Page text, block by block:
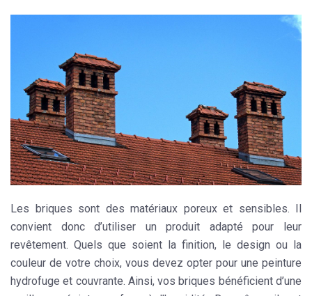
Les briques sont des matériaux poreux et sensibles. Il
convient donc d’utiliser un produit adapté pour leur
revêtement. Quels que soient la finition, le design ou la
couleur de votre choix, vous devez opter pour une peinture
hydrofuge et couvrante. Ainsi, vos briques bénéficient d’une